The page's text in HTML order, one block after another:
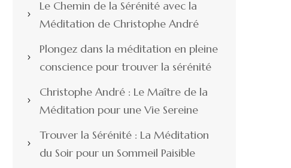
Le Chemin de la Sérénité avec la
Méditation de Christophe André
Plongez dans la méditation en pleine
conscience pour trouver la sérénité
Christophe André : Le Maître de la
Méditation pour une Vie Sereine
Trouver la Sérénité : La Méditation
du Soir pour un Sommeil Paisible